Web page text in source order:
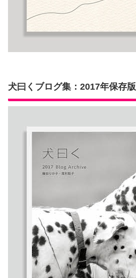
犬曰くブログ集：2017年保存版